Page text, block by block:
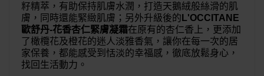
籽精萃，有助保持肌膚水潤，打造天鵝絨般絲滑的肌
膚，同時還能緊緻肌膚；另外升級後的 L'OCCITANE
歐舒丹-花香杏仁緊膚凝霜在原有的杏仁香上，更添加
了橄欖花及橙花的迷人淡雅香氣，讓你在每一次的居
家保養，都能感受到恬淡的幸福感，徹底放鬆身心，
找回生活動力。